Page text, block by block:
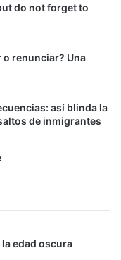
do not forget to
o renunciar? Una
así blinda la
de inmigrantes
la edad oscura